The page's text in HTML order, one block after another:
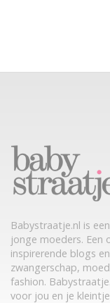
Babystraatje.nl is
jonge moeders. Een
inspirerende blogs
zwangerschap,
fashion.
voor jou en je